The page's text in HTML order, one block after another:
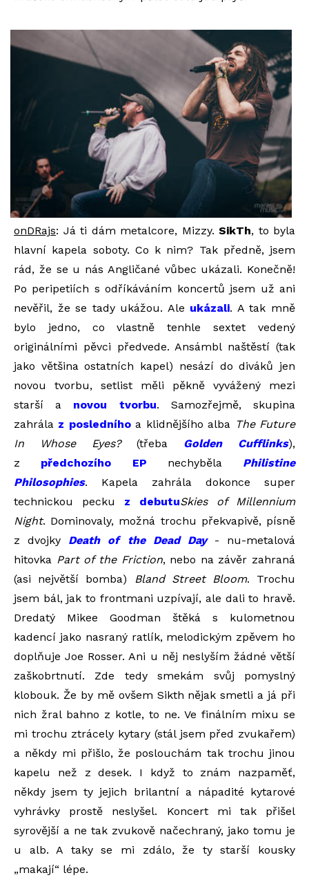
onDRajs: Já ti dám metalcore, Mizzy. SikTh, to byla
hlavní kapela soboty. Co k nim? Tak předně, jsem
rád, že se u nás Angličané vůbec ukázali. Konečně!
Po peripetiích s odříkáváním koncertů jsem už ani
nevěřil, že se tady ukážou. Ale ukázali. A tak mně
bylo jedno, co vlastně tenhle sextet vedený
originálními pěvci předvede. Ansámbl naštěstí (tak
jako většina ostatních kapel) nesází do diváků jen
novou tvorbu, setlist měli pěkně vyvážený mezi
starší a novou tvorbu. Samozřejmě, skupina
zahrála z posledníhoa klidnějšího alba The Future
In Whose Eyes?(třeba Golden Cufflinks),
z předchozího EP nechyběla Philistine
Philosophies. Kapela zahrála dokonce super
technickou pecku z debutuSkies of Millennium
Night. Dominovaly, možná trochu překvapivě, písně
z dvojky Death of the Dead Day- nu-metalová
hitovka Part of the Friction, nebo na závěr zahraná
(asi největší bomba) Bland Street Bloom. Trochu
jsem bál, jak to frontmani uzpívají, ale dali to hravě.
Dredatý Mikee Goodman štěká s kulometnou
kadencí jako nasraný ratlík, melodickým zpěvem ho
doplňuje Joe Rosser. Ani u něj neslyším žádné větší
zaškobrtnutí. Zde tedy smekám svůj pomyslný
klobouk. Že by mě ovšem Sikth nějak smetli a já při
nich žral bahno z kotle, to ne. Ve finálním mixu se
mi trochu ztrácely kytary (stál jsem před zvukařem)
a někdy mi přišlo, že poslouchám tak trochu jinou
kapelu než z desek. I když to znám nazpaměť,
někdy jsem ty jejich brilantní a nápadité kytarové
vyhrávky prostě neslyšel. Koncert mi tak přišel
syrovější a ne tak zvukově načechraný, jako tomu je
u alb. A taky se mi zdálo, že ty starší kousky
„makají“ lépe.